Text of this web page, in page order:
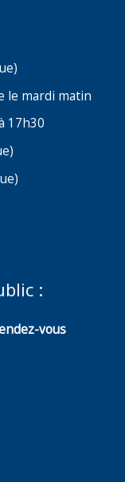
le mardi matin
17h30
:
vous